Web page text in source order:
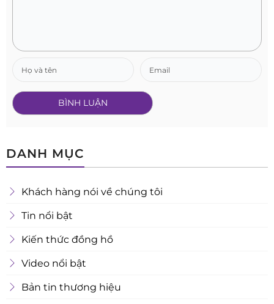
DANH MỤC
Khách hàng nói về chúng tôi
Tin nổi bật
Kiến thức đồng hồ
Video nổi bật
Bản tin thương hiệu